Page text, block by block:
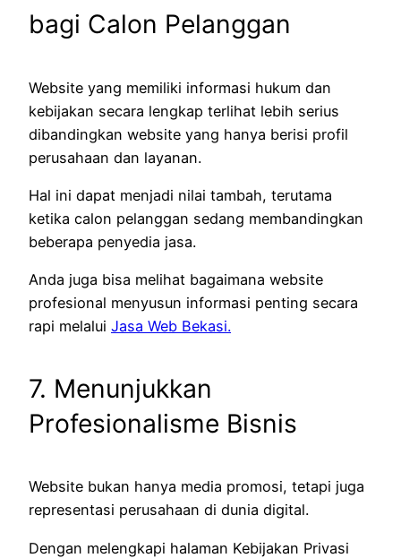
bagi Calon Pelanggan
Website yang memiliki informasi hukum dan
kebijakan secara lengkap terlihat lebih serius
dibandingkan website yang hanya berisi profil
perusahaan dan layanan.
Hal ini dapat menjadi nilai tambah, terutama
ketika calon pelanggan sedang membandingkan
beberapa penyedia jasa.
Anda juga bisa melihat bagaimana website
profesional menyusun informasi penting secara
rapi melalui Jasa Web Bekasi.
7. Menunjukkan
Profesionalisme Bisnis
Website bukan hanya media promosi, tetapi juga
representasi perusahaan di dunia digital.
Dengan melengkapi halaman Kebijakan Privasi